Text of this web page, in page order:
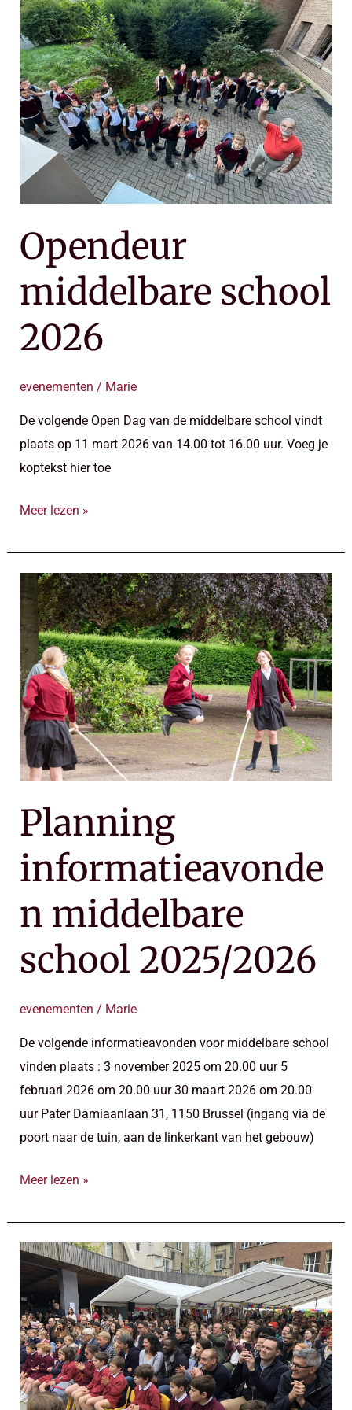
Opendeur
middelbare school
2026
evenementen / Marie
De volgende Open Dag van de middelbare school vindt
plaats op 11 mart 2026 van 14.00 tot 16.00 uur. Voeg je
koptekst hier toe
middelbare
school
2026
Meer lezen »
Planning
informatieavonde
n middelbare
school 2025/2026
evenementen / Marie
De volgende informatieavonden voor middelbare school
vinden plaats : 3 november 2025 om 20.00 uur 5
februari 2026 om 20.00 uur 30 maart 2026 om 20.00
uur Pater Damiaanlaan 31, 1150 Brussel (ingang via de
poort naar de tuin, aan de linkerkant van het gebouw)
Planning
informatieavonden
middelbare
school
2025/2026
Meer lezen »
Programma
de
informatieavonden
voor
kleuter-
en